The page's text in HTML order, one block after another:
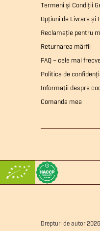
Termeni și Condiții
Opțiuni de Livrare și
Reclamație pentru
Returnarea mărfii
FAQ – cele mai
Politica de
Informații despre
Comanda mea
Drepturi de autor 2026